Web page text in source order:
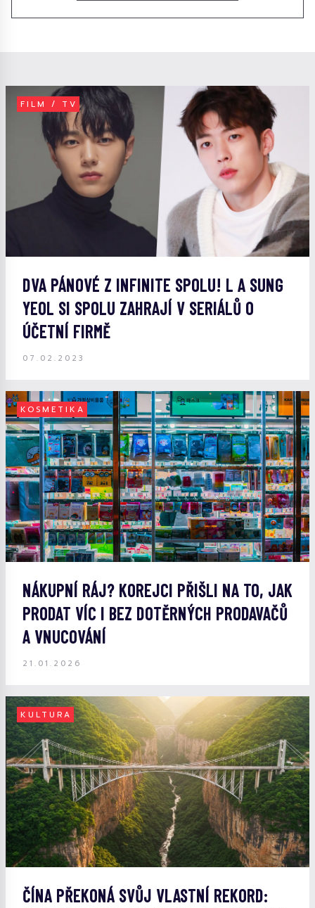
FILM / TV
DVA PÁNOVÉ Z INFINITE SPOLU! L A SUNG
YEOL SI SPOLU ZAHRAJÍ V SERIÁLŮ O
ÚČETNÍ FIRMĚ
07.02.2023
KOSMETIKA
NÁKUPNÍ RÁJ? KOREJCI PŘIŠLI NA TO, JAK
PRODAT VÍC I BEZ DOTĚRNÝCH PRODAVAČŮ
A VNUCOVÁNÍ
21.01.2026
KULTURA
ČÍNA PŘEKONÁ SVŮJ VLASTNÍ REKORD: